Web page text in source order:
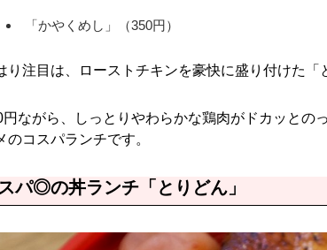
「かやくめし」（350円）
り注目は、ローストチキンを豪快に盛り付けた「
円ながら、しっとりやわらかな鶏肉がドカッとの
のコスパランチです。
パ◎の丼ランチ「とりどん」